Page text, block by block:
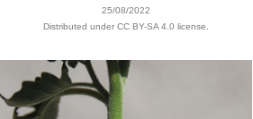
25/08/2022
Distributed under CC BY-SA 4.0 license.